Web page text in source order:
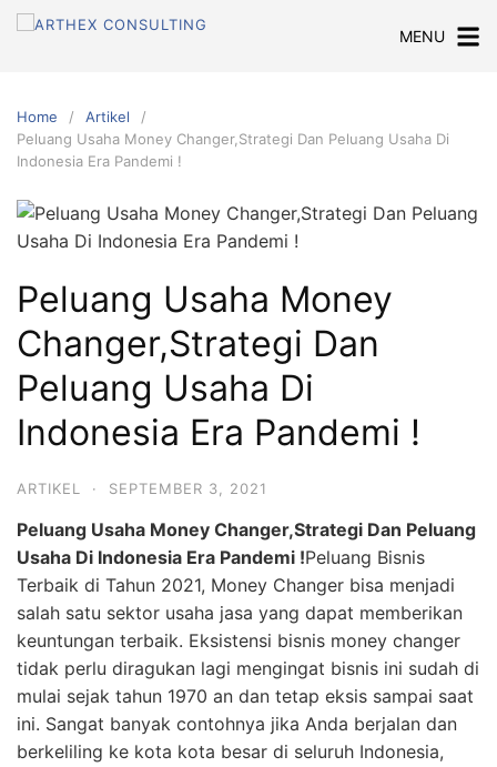
Skip
MENU
Home
Artikel
Peluang Usaha Money Changer,Strategi Dan Peluang Usaha Di
Indonesia Era Pandemi !
Peluang Usaha Money
Changer,Strategi Dan
Peluang Usaha Di
Indonesia Era Pandemi !
ARTIKEL · SEPTEMBER 3, 2021
Peluang Usaha Money Changer,Strategi Dan Peluang
Usaha Di Indonesia Era Pandemi !Peluang Bisnis
Terbaik di Tahun 2021, Money Changer bisa menjadi
salah satu sektor usaha jasa yang dapat memberikan
keuntungan terbaik. Eksistensi bisnis money changer
tidak perlu diragukan lagi mengingat bisnis ini sudah di
mulai sejak tahun 1970 an dan tetap eksis sampai saat
ini. Sangat banyak contohnya jika Anda berjalan dan
berkeliling ke kota kota besar di seluruh Indonesia,